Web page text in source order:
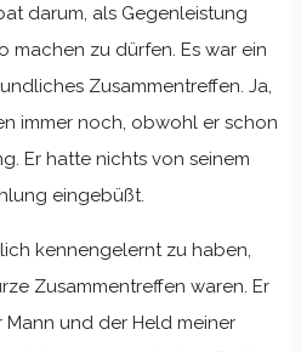
darum, als Gegenleistung
machen zu dürfen. Es war ein
Zusammentreffen. Ja,
immer noch, obwohl er schon
Er hatte nichts von seinem
eingebüßt.
kennengelernt zu haben,
Zusammentreffen waren. Er
und der Held meiner